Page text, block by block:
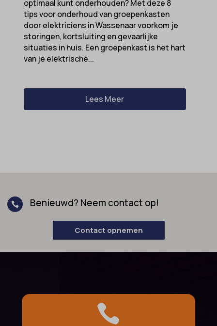
optimaal kunt onderhouden? Met deze 8
tips voor onderhoud van groepenkasten
door elektriciens in Wassenaar voorkom je
storingen, kortsluiting en gevaarlijke
situaties in huis. Een groepenkast is het hart
van je elektrische...
Lees Meer
 Benieuwd? Neem contact op!
Contact opnemen
